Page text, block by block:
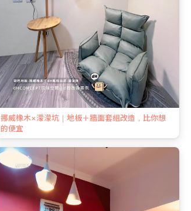
挪威橡木×濛濛坑｜地板＋牆面套組改造，比你想
的便宜